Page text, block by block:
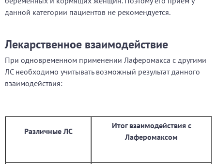
данной категории пациентов не рекомендуется.
Лекарственное взаимодействие
При одновременном применении Лаферомакса с другими
ЛС необходимо учитывать возможный результат данного
взаимодействия:
Различные ЛС
Итог взаимодействия с
Лаферомаксом